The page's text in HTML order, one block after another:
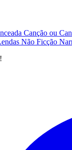
Canção ou
Não Ficção